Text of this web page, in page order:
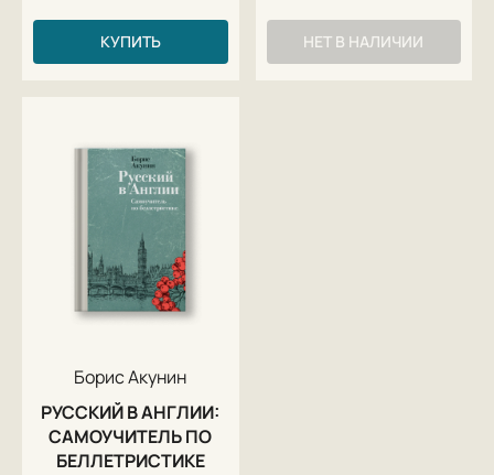
КУПИТЬ НЕТ В НАЛИЧИИ
Борис Акунин
РУССКИЙ В АНГЛИИ:
САМОУЧИТЕЛЬ ПО
БЕЛЛЕТРИСТИКЕ